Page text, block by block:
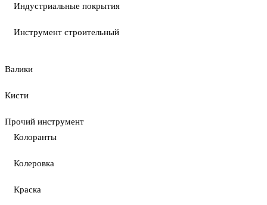
Индустриальные покрытия
Инструмент строительный
Валики
Кисти
Прочий инструмент
Колоранты
Колеровка
Краска